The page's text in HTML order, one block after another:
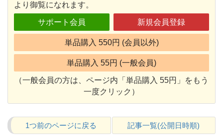
より御覧になれます。
サポート会員 新規会員登録
単品購入 550円 (会員以外)
単品購入 55円 (一般会員)
（一般会員の方は、ページ内「単品購入 55円」をもう
一度クリック）
1つ前のページに戻る 記事一覧(公開日時順)